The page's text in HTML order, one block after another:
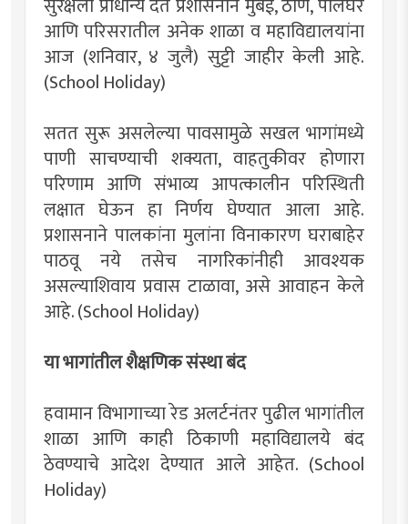
आणि परिसरातील अनेक शाळा व महाविद्यालयांना
आज (शनिवार, ४ जुलै) सुट्टी जाहीर केली आहे.
(School Holiday)
सतत सुरू असलेल्या पावसामुळे सखल भागांमध्ये
पाणी साचण्याची शक्यता, वाहतुकीवर होणारा
परिणाम आणि संभाव्य आपत्कालीन परिस्थिती
लक्षात घेऊन हा निर्णय घेण्यात आला आहे.
प्रशासनाने पालकांना मुलांना विनाकारण घराबाहेर
पाठवू नये तसेच नागरिकांनीही आवश्यक
असल्याशिवाय प्रवास टाळावा, असे आवाहन केले
आहे. (School Holiday)
या भागांतील शैक्षणिक संस्था बंद
हवामान विभागाच्या रेड अलर्टनंतर पुढील भागांतील
शाळा आणि काही ठिकाणी महाविद्यालये बंद
ठेवण्याचे आदेश देण्यात आले आहेत. (School
Holiday)